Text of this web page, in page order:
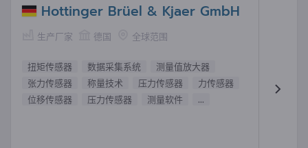
Hottinger Brüel & Kjaer GmbH
生产厂家 德国 全球范围
扭矩传感器 数据采集系统
测量值放大器
张力传感器
称量技术 压力传感器
力传感器
位移传感器
压力传感器 测量软件 ...